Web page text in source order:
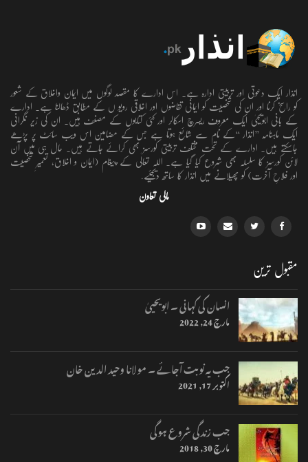
انذار ایک دعوتی اور تربیتی ادارہ ہے۔ اس ادارے کا مقصد لوگوں میں ایمان واخلاق کے شعور
کو راسخ کرنا اور ان کی شخصیت کو ایمانی تقاضوں اور اخلاقی رویو ں کے مطابق ڈھالنا ہے۔ ادارے
کے بانی ابویحییٰ ایک معروف ریسرچ اسکالر اور کئی کتابوں کے مصنف ہیں۔ ان کی زیر نگرانی
ایک ماہنامہ ’’انذار ‘‘کے نام سے شائع ہوتا ہے جس کے مضامین اس ویب سائٹ پر پڑھے
جاسکتے ہیں۔ ادارے کے تحت مختلف تربیتی کورسز بھی کرائے جاتے ہیں۔ حال ہی میں آن
لائن کورسز کا سلسلہ بھی شروع کیا گیا ہے۔ اللہ تعالٰی کے پیغام (ایمان و اخلاق، تعمیرِ شخصیت
اور فلاحِ آخرت) کو پھیلانے میں انذار کا ساتھ دیجئیے.
مالی تعاون
مقبول ترین
انسان کی کہانی ۔ ابویحییٰ
مارچ 24, 2022
جب یہ نوبت آجائے ۔ مولانا وحید الدین خان
اکتوبر 17, 2021
جب زندگی شروع ہوگی
مارچ 30, 2018